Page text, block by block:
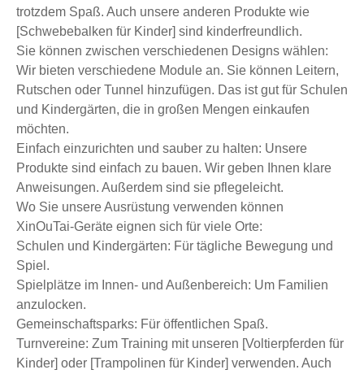
trotzdem Spaß. Auch unsere anderen Produkte wie
[Schwebebalken für Kinder] sind kinderfreundlich.
Sie können zwischen verschiedenen Designs wählen:
Wir bieten verschiedene Module an. Sie können Leitern,
Rutschen oder Tunnel hinzufügen. Das ist gut für Schulen
und Kindergärten, die in großen Mengen einkaufen
möchten.
Einfach einzurichten und sauber zu halten: Unsere
Produkte sind einfach zu bauen. Wir geben Ihnen klare
Anweisungen. Außerdem sind sie pflegeleicht.
Wo Sie unsere Ausrüstung verwenden können
XinOuTai-Geräte eignen sich für viele Orte:
Schulen und Kindergärten: Für tägliche Bewegung und
Spiel.
Spielplätze im Innen- und Außenbereich: Um Familien
anzulocken.
Gemeinschaftsparks: Für öffentlichen Spaß.
Turnvereine: Zum Training mit unseren [Voltierpferden für
Kinder] oder [Trampolinen für Kinder] verwenden. Auch